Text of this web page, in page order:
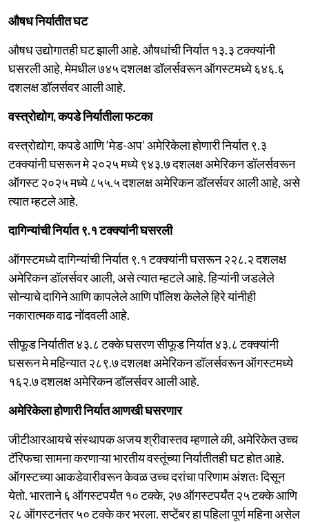
औषध निर्यातीत घट
औषध ​​उद्योगातही घट झाली आहे. औषधांची निर्यात १३.३ टक्क्यांनी
घसरली आहे, मेमधील ७४५ दशलक्ष डॉलर्सवरून ऑगस्टमध्ये ६४६.६
दशलक्ष डॉलर्सवर आली आहे.
वस्त्रोद्योग, कपडे निर्यातीला फटका
वस्त्रोद्योग, कपडे आणि ‘मेड-अप’ अमेरिकेला होणारी निर्यात ९.३
टक्क्यांनी घसरून मे २०२५ मध्ये ९४३.७ दशलक्ष अमेरिकन डॉलर्सवरून
ऑगस्ट २०२५ मध्ये ८५५.५ दशलक्ष अमेरिकन डॉलर्सवर आली आहे, असे
त्यात म्हटले आहे.
दागिन्यांची निर्यात ९.१ टक्क्यांनी घसरली
ऑगस्टमध्ये दागिन्यांची निर्यात ९.१ टक्क्यांनी घसरून २२८.२ दशलक्ष
अमेरिकन डॉलर्सवर आली, असे त्यात म्हटले आहे. हिऱ्यांनी जडलेले
सोन्याचे दागिने आणि कापलेले आणि पॉलिश केलेले हिरे यांनीही
नकारात्मक वाढ नोंदवली आहे.
सीफूड निर्यातीत ४३.८ टक्के घसरण सीफूड निर्यात ४३.८ टक्क्यांनी
घसरून मे महिन्यात २८९.७ दशलक्ष अमेरिकन डॉलर्सवरून ऑगस्टमध्ये
१६२.७ दशलक्ष अमेरिकन डॉलर्सवर आली आहे.
अमेरिकेला होणारी निर्यात आणखी घसरणार
जीटीआरआयचे संस्थापक अजय श्रीवास्तव म्हणाले की, अमेरिकेत उच्च
टॅरिफचा सामना करणाऱ्या भारतीय वस्तूंच्या निर्यातीतही घट होत आहे.
ऑगस्टच्या आकडेवारीवरून केवळ उच्च दरांचा परिणाम अंशतः दिसून
येतो. भारताने ६ ऑगस्टपर्यंत १० टक्के, २७ ऑगस्टपर्यंत २५ टक्के आणि
२८ ऑगस्टनंतर ५० टक्के कर भरला. सप्टेंबर हा पहिला पूर्ण महिना असेल